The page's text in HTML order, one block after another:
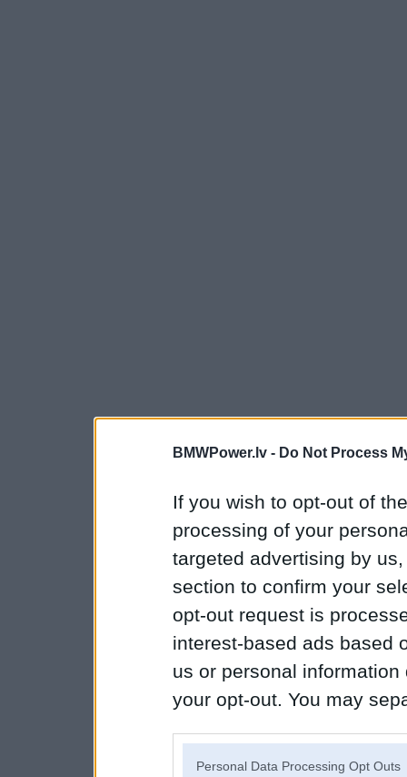
BMWPower.lv - Do Not Process
If you wish to opt-out of
processing of your
targeted advertising by
section to confirm your
opt-out request is
interest-based ads based
us or personal
your opt-out. You may
Personal Data Processing Opt Outs